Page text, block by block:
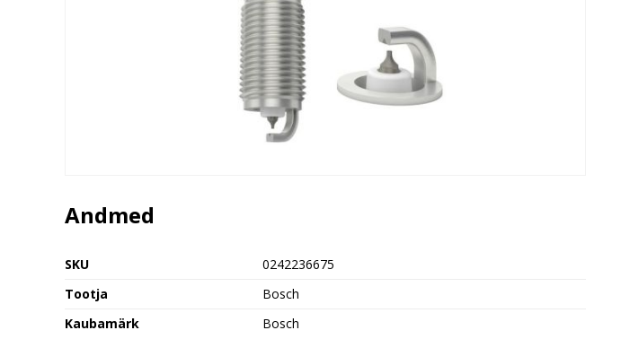
Andmed
SKU
0242236675
Tootja
Bosch
Kaubamärk
Bosch